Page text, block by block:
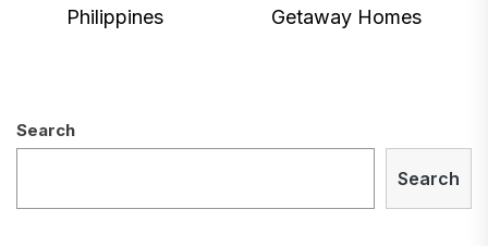
post:Philippines
Getaway Homes
Search
Search